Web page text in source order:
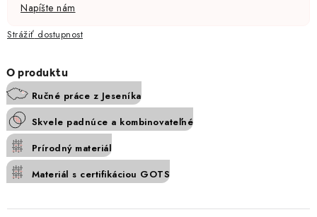
Napíšte nám
Strážiť
Ručné práce z Jeseníka
Skvele padnúce a kombinovateľné
Prírodný materiál
Materiál s certifikáciou GOTS